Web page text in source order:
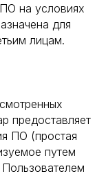
на условиях
для
лицам.
предоставляет
ПО (простая
путем